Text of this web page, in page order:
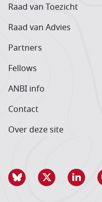
Raad van Toezicht
Raad van Advies
Partners
Fellows
ANBI info
Contact
Over deze site